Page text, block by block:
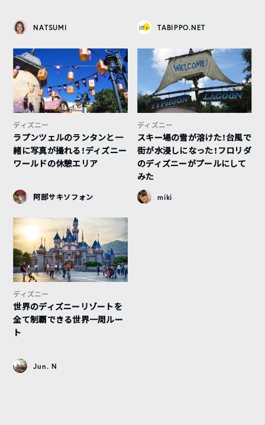
NATSUMI TABIPPO.NET
ディズニー
ラプンツェルのランタンと一
緒に写真が撮れる！ディズニー
ワールドの休憩エリア
阿部サキソフォン
ディズニー
スキー場の雪が溶けた！台風で
街が水浸しになった！フロリダ
のディズニーがプールにして
みた
miki
ディズニー
世界のディズニーリゾートを
全て制覇できる世界一周ルー
ト
Jun. N